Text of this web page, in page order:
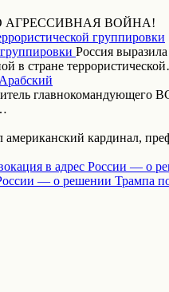
ВОЙНА!
группировки
Россия
в стране
главнокомандующего
кардинал,
в адрес России — о